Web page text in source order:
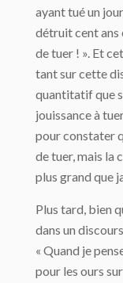
ayant tué un
détruit cent ans
de tuer ! ». Et
tant sur cette
quantitatif que
jouissance à
pour constater
de tuer, mais la
plus grand que
Plus tard, bien
dans un
« Quand je
pour les ours